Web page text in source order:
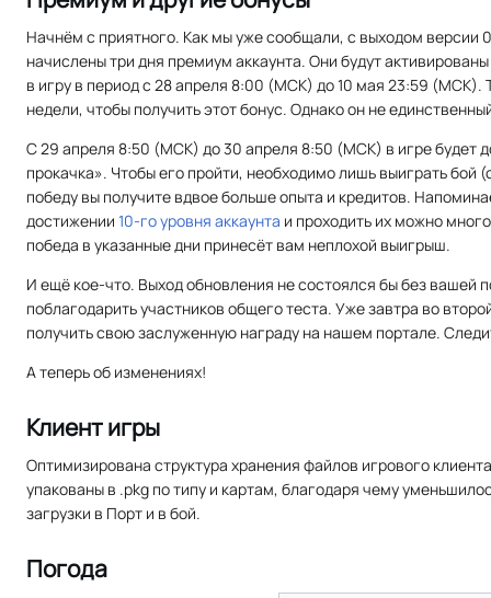
Начнём с приятного. Как мы уже сообщали, с выходом версии
начислены три дня премиум аккаунта. Они будут
в игру в период с 28 апреля 8:00 (МСК) до 10 мая 23:59 (МСК).
недели, чтобы получить этот бонус. Однако он не
С 29 апреля 8:50 (МСК) до 30 апреля 8:50 (МСК) в игре будет
прокачка». Чтобы его пройти, необходимо лишь выиграть бой
победу вы получите вдвое больше опыта и кредитов.
достижении 10-го уровня аккаунта и проходить их можно
победа в указанные дни принесёт вам неплохой выигрыш.
И ещё кое-что. Выход обновления не состоялся бы без вашей
поблагодарить участников общего теста. Уже завтра во
получить свою заслуженную награду на нашем портале.
А теперь об изменениях!
Клиент игры
Оптимизирована структура хранения файлов игрового
упакованы в .pkg по типу и картам, благодаря чему
загрузки в Порт и в бой.
Погода